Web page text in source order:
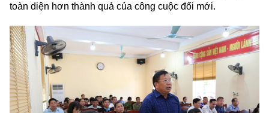
toàn diện hơn thành quả của công cuộc đổi mới.